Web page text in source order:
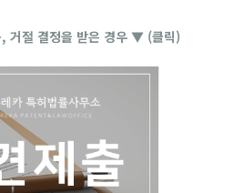
거절 결정을 받은 경우 ▼ (클릭)